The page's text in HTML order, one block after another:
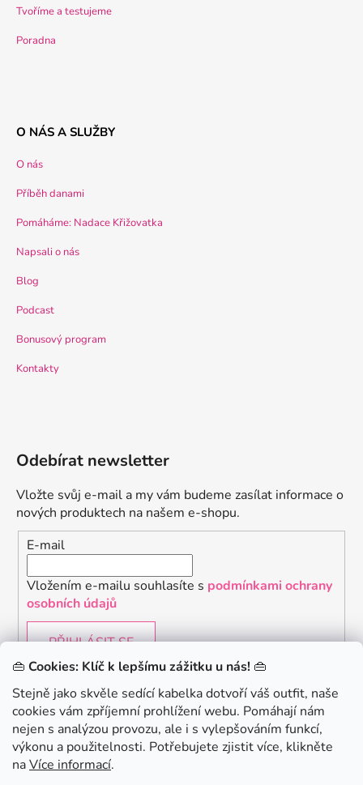
👜 Cookies: Klíč k lepšímu zážitku u nás! 👜
Stejně jako skvěle sedící kabelka dotvoří váš outfit, naše
cookies vám zpříjemní prohlížení webu. Pomáhají nám
nejen s analýzou provozu, ale i s vylepšováním funkcí,
výkonu a použitelnosti. Potřebujete zjistit více, klikněte
naVíce informací.
Tvoříme a testujeme
Poradna
O NÁS A SLUŽBY
O nás
Příběh danami
Pomáháme: Nadace Křižovatka
Napsali o nás
Blog
Podcast
Bonusový program
Kontakty
Odebírat newsletter
Vložte svůj e-mail a my vám budeme zasílat informace o
nových produktech na našem e-shopu.
E-mail
Vložením e-mailu souhlasíte s podmínkami ochrany
osobních údajů
PŘIHLÁSIT SE
.
KONTAKTUJTE NÁS - jsme tady pro Vás na telefonu i
Chceš získat slevu 150Kč na svůj první nákup? Přihlaste
se k našemu newsletteru.